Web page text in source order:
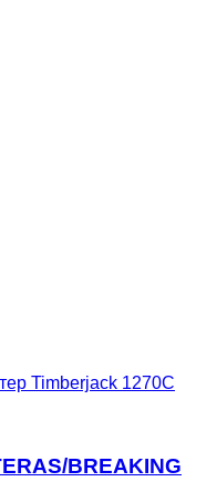
Timberjack 1270C
BREAKING